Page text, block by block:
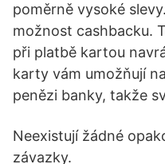
poměrně vysoké
možnost cashbacku.
při platbě kartou
karty vám umožňují
penězi banky, takže
Neexistují žádné
závazky.